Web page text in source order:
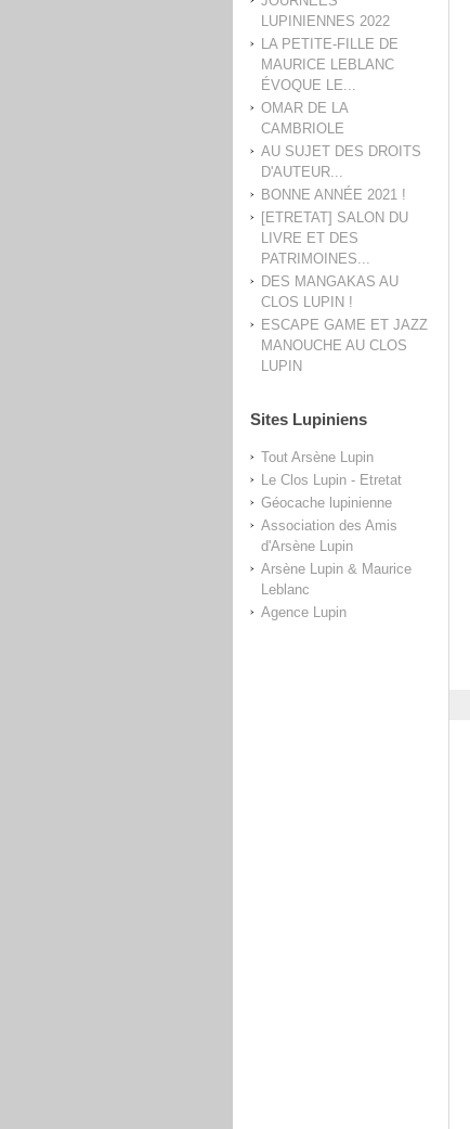
LUPINIENNES 2022
LA PETITE-FILLE DE
MAURICE LEBLANC
ÉVOQUE LE...
OMAR DE LA
CAMBRIOLE
AU SUJET DES DROITS
D'AUTEUR...
BONNE ANNÉE 2021 !
[ETRETAT] SALON DU
LIVRE ET DES
PATRIMOINES...
DES MANGAKAS AU
CLOS LUPIN !
ESCAPE GAME ET JAZZ
MANOUCHE AU CLOS
LUPIN
Sites Lupiniens
Tout Arsène Lupin
Le Clos Lupin - Etretat
Géocache lupinienne
Association des Amis
d'Arsène Lupin
Arsène Lupin & Maurice
Leblanc
Agence Lupin